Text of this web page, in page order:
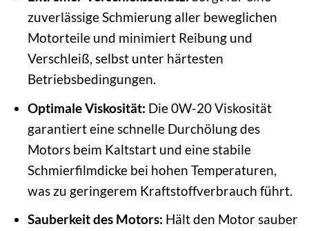
zuverlässige Schmierung aller beweglichen
Motorteile und minimiert Reibung und
Verschleiß, selbst unter härtesten
Betriebsbedingungen.
Optimale Viskosität: Die 0W-20 Viskosität
garantiert eine schnelle Durchölung des
Motors beim Kaltstart und eine stabile
Schmierfilmdicke bei hohen Temperaturen,
was zu geringerem Kraftstoffverbrauch führt.
Sauberkeit des Motors: Hält den Motor sauber